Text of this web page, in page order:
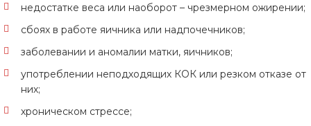
недостатке веса или наоборот – чрезмерном ожирении;
сбоях в работе яичника или надпочечников;
заболевании и аномалии матки, яичников;
употреблении неподходящих КОК или резком отказе от
них;
хроническом стрессе;